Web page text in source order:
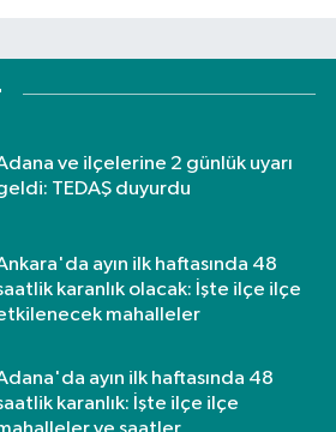
ve ilçelerine 2 günlük uyarı
TEDAŞ duyurdu
ayın ilk haftasında 48
karanlık olacak: İşte ilçe ilçe
mahalleler
ayın ilk haftasında 48
karanlık: İşte ilçe ilçe